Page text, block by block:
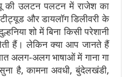
की उलटन पलटन में राजेश का
और डायलॉग डिलीवरी के
शो में बिना किसी परेशानी
हैं। लेकिन क्या आप जानते हैं
अलग-अलग भाषाओं में गाना गा
है, कामना अवधी, बुंदेलखंडी,